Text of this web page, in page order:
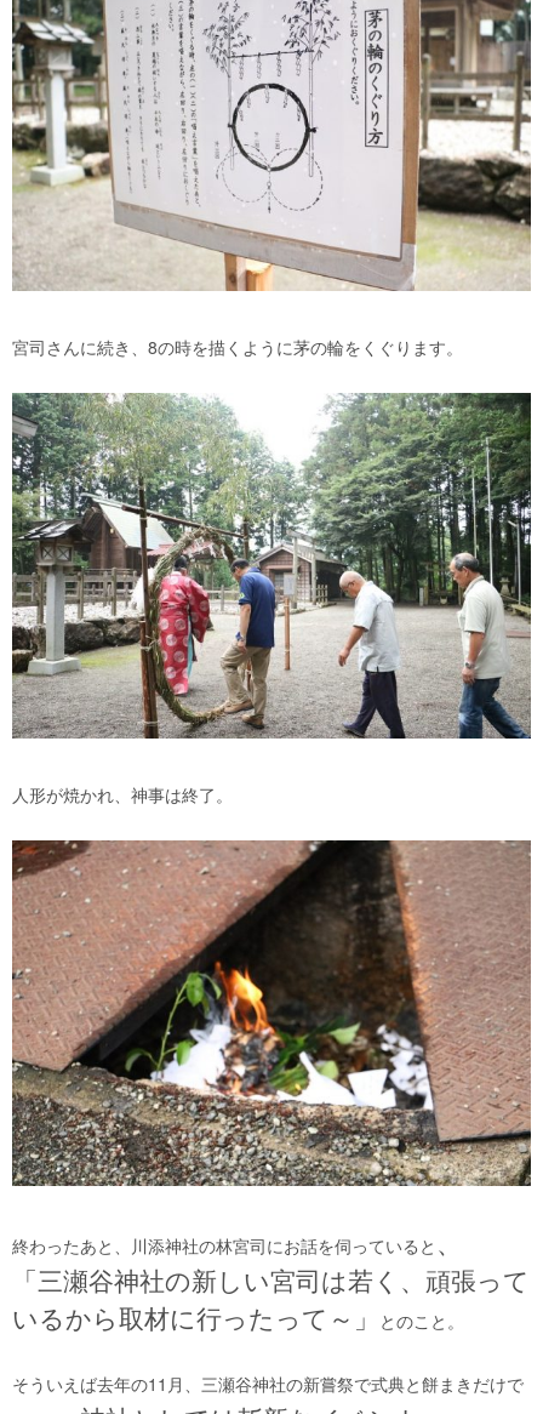
宮司さんに続き、8の時を描くように茅の輪をくぐります。
人形が焼かれ、神事は終了。
終わったあと、川添神社の林宮司にお話を伺っていると 、
「三瀬谷神社の新しい宮司は若く、頑張って
いるから取材に行ったって～」
とのこと。
そういえば去年の11月、三瀬谷神社の新嘗祭で式典と餅まきだけで